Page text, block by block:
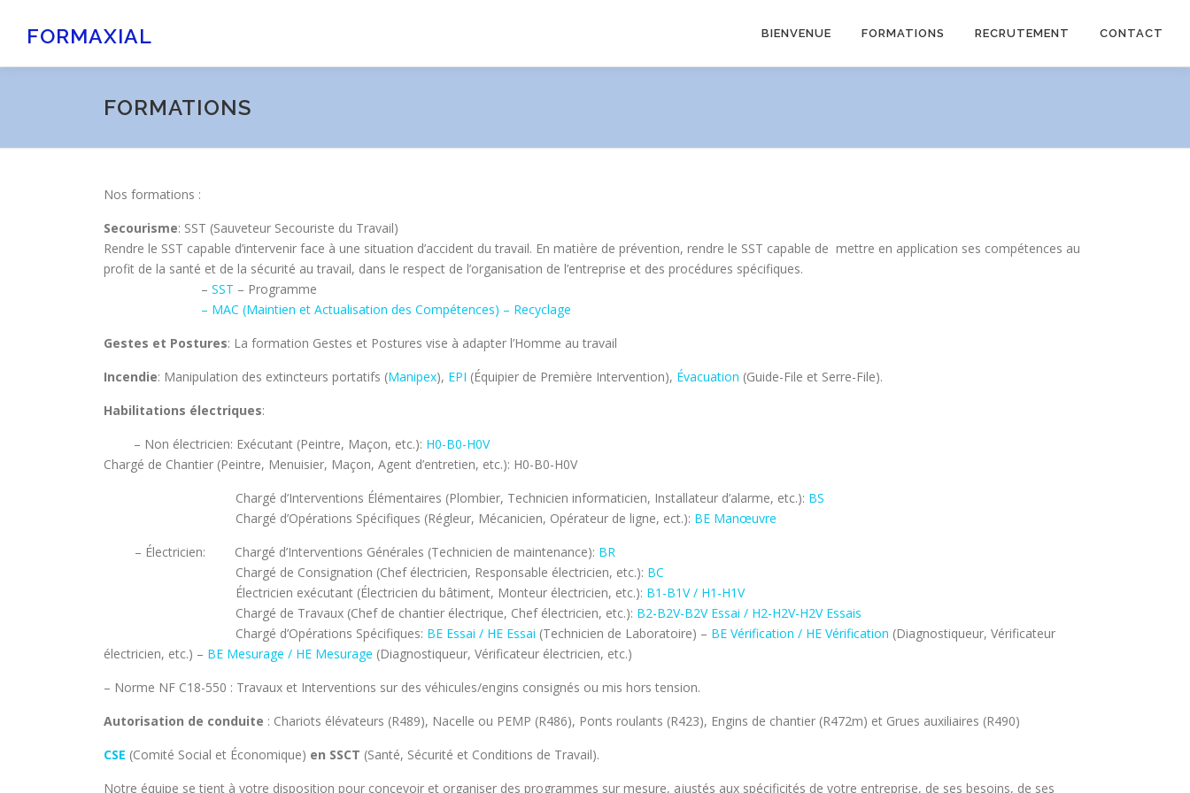
FORMAXIAL BIENVENUE FORMATIONS RECRUTEMENT CONTACT
FORMATIONS
Nos formations :
Secourisme: SST (Sauveteur Secouriste du Travail)
Rendre le SST capable d’intervenir face à une situation d’accident du travail. En matière de prévention, rendre le SST capable de mettre en application ses compétences au
profit de la santé et de la sécurité au travail, dans le respect de l’organisation de l’entreprise et des procédures spécifiques.
– SST – Programme
– MAC (Maintien et Actualisation des Compétences) – Recyclage
Gestes et Postures: La formation Gestes et Postures vise à adapter l’Homme au travail
Incendie: Manipulation des extincteurs portatifs (Manipex), EPI (Équipier de Première Intervention), Évacuation (Guide-File et Serre-File).
Habilitations électriques:
– Non électricien: Exécutant (Peintre, Maçon, etc.): H0-B0-H0V
Chargé de Chantier (Peintre, Menuisier, Maçon, Agent d’entretien, etc.): H0-B0-H0V
Chargé d’Interventions Élémentaires (Plombier, Technicien informaticien, Installateur d’alarme, etc.): BS
Chargé d’Opérations Spécifiques (Régleur, Mécanicien, Opérateur de ligne, ect.): BE Manœuvre
– Électricien:
Chargé d’Interventions Générales (Technicien de maintenance): BR
Chargé de Consignation (Chef électricien, Responsable électricien, etc.): BC
Électricien exécutant (Électricien du bâtiment, Monteur électricien, etc.): B1-B1V / H1-H1V
Chargé de Travaux (Chef de chantier électrique, Chef électricien, etc.): B2-B2V-B2V Essai / H2-H2V-H2V Essais
Chargé d’Opérations Spécifiques: BE Essai / HE Essai (Technicien de Laboratoire) – BE Vérification / HE Vérification (Diagnostiqueur, Vérificateur
électricien, etc.) – BE Mesurage / HE Mesurage (Diagnostiqueur, Vérificateur électricien, etc.)
– Norme NF C18-550 : Travaux et Interventions sur des véhicules/engins consignés ou mis hors tension.
Autorisation de conduite : Chariots élévateurs (R489), Nacelle ou PEMP (R486), Ponts roulants (R423), Engins de chantier (R472m) et Grues auxiliaires (R490)
CSE (Comité Social et Économique) en SSCT (Santé, Sécurité et Conditions de Travail).
Notre équipe se tient à votre disposition pour concevoir et organiser des programmes sur mesure, ajustés aux spécificités de votre entreprise, de ses besoins, de ses